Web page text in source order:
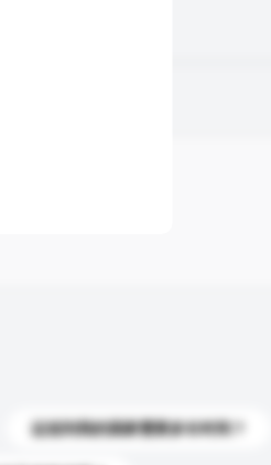
运送到我的国家需要多长时间？